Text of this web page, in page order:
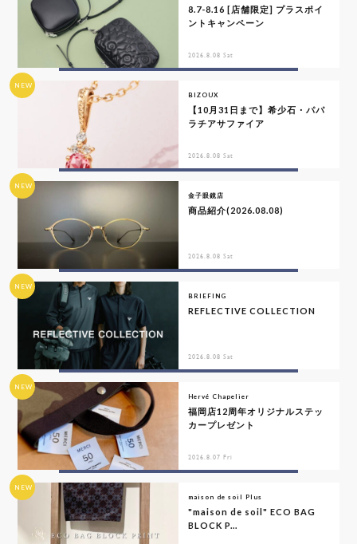
8.7-8.16 [店舗限定] プラスポイ
ントキャンペーン
2026.8.08 Sat
NEW
BIZOUX
【10月31日まで】希少石・パパ
ラチアサファイア
2026.8.08 Sat
NEW
金子眼鏡店
商品紹介(2026.08.08)
2026.8.08 Sat
NEW
BRIEFING
REFLECTIVE COLLECTION
2026.8.08 Sat
NEW
Hervé Chapelier
福岡店12周年オリジナルステッ
カープレゼント
2026.8.07 Fri
NEW
maison de soil Plus
"maison de soil" ECO BAG
BLOCK P...